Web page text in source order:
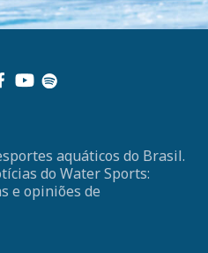
aquáticos do Brasil.
do Water Sports:
e opiniões de